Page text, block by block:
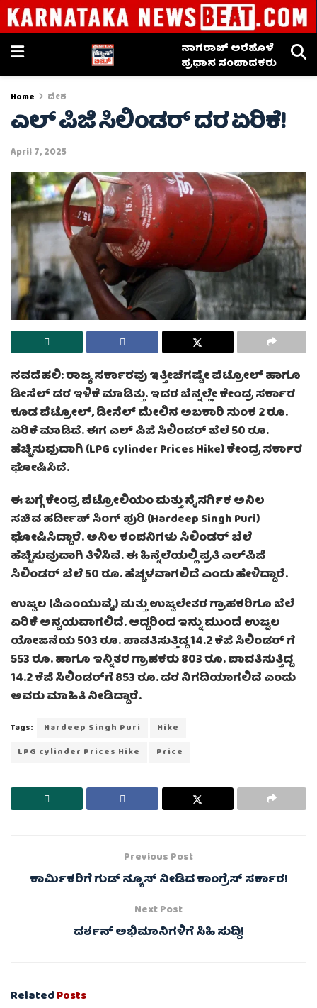
ನಾಗರಾಜ್ ಅರೆಹೊಳೆ
ಪ್ರಧಾನ ಸಂಪಾದಕರು
Home ದೇಶ
ಎಲ್ ಪಿಜಿ ಸಿಲಿಂಡರ್ ದರ ಏರಿಕೆ!
April 7, 2025
ನವದೆಹಲಿ: ರಾಜ್ಯ ಸರ್ಕಾರವು ಇತ್ತೀಚೆಗಷ್ಟೇ ಪೆಟ್ರೋಲ್ ಹಾಗೂ
ಡೀಸೆಲ್ ದರ ಇಳಿಕೆ ಮಾಡಿತ್ತು. ಇದರ ಬೆನ್ನಲ್ಲೇ ಕೇಂದ್ರ ಸರ್ಕಾರ
ಕೂಡ ಪೆಟ್ರೋಲ್‌, ಡೀಸೆಲ್‌ ಮೇಲಿನ ಅಬಕಾರಿ ಸುಂಕ 2 ರೂ.
ಏರಿಕೆ ಮಾಡಿದೆ. ಈಗ ಎಲ್‌ ಪಿಜಿ ಸಿಲಿಂಡರ್‌ ಬೆಲೆ 50 ರೂ.
ಹೆಚ್ಚಿಸುವುದಾಗಿ (LPG cylinder Prices Hike) ಕೇಂದ್ರ ಸರ್ಕಾರ
ಘೋಷಿಸಿದೆ.
ಈ ಬಗ್ಗೆ ಕೇಂದ್ರ ಪೆಟ್ರೋಲಿಯಂ ಮತ್ತು ನೈಸರ್ಗಿಕ ಅನಿಲ
ಸಚಿವ ಹರ್ದೀಪ್ ಸಿಂಗ್ ಪುರಿ (Hardeep Singh Puri)
ಘೋಷಿಸಿದ್ದಾರೆ. ಅನಿಲ ಕಂಪನಿಗಳು ಸಿಲಿಂಡರ್‌ ಬೆಲೆ
ಹೆಚ್ಚಿಸುವುದಾಗಿ ತಿಳಿಸಿವೆ. ಈ ಹಿನ್ನೆಲೆಯಲ್ಲಿ ಪ್ರತಿ ಎಲ್‌ಪಿಜಿ
ಸಿಲಿಂಡರ್‌ ಬೆಲೆ 50 ರೂ. ಹೆಚ್ಚಳವಾಗಲಿದೆ ಎಂದು ಹೇಳಿದ್ದಾರೆ.
ಉಜ್ವಲ (ಪಿಎಂಯುವೈ) ಮತ್ತು ಉಜ್ವಲೇತರ ಗ್ರಾಹಕರಿಗೂ ಬೆಲೆ
ಏರಿಕೆ ಅನ್ವಯವಾಗಲಿದೆ. ಆದ್ದರಿಂದ ಇನ್ನು ಮುಂದೆ ಉಜ್ವಲ
ಯೋಜನೆಯ 503 ರೂ. ಪಾವತಿಸುತ್ತಿದ್ದ 14.2 ಕೆಜಿ ಸಿಲಿಂಡರ್‌ ಗೆ
553 ರೂ. ಹಾಗೂ ಇನ್ನಿತರ ಗ್ರಾಹಕರು 803 ರೂ. ಪಾವತಿಸುತ್ತಿದ್ದ
14.2 ಕೆಜಿ ಸಿಲಿಂಡರ್‌ಗೆ 853 ರೂ. ದರ ನಿಗದಿಯಾಗಲಿದೆ ಎಂದು
ಅವರು ಮಾಹಿತಿ ನೀಡಿದ್ದಾರೆ.
Tags: Hardeep Singh Puri
Hike
LPG cylinder Prices Hike
Price
Previous Post
ಕಾರ್ಮಿಕರಿಗೆ ಗುಡ್ ನ್ಯೂಸ್ ನೀಡಿದ ಕಾಂಗ್ರೆಸ್ ಸರ್ಕಾರ!
Next Post
ದರ್ಶನ್ ಅಭಿಮಾನಿಗಳಿಗೆ ಸಿಹಿ ಸುದ್ದಿ!
RelatedPosts